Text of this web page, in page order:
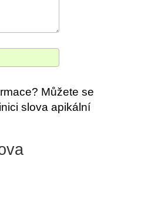
Můžete se
slova apikální